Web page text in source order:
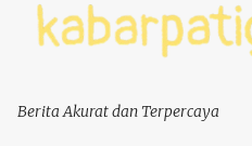
Berita Akurat dan Terpercaya